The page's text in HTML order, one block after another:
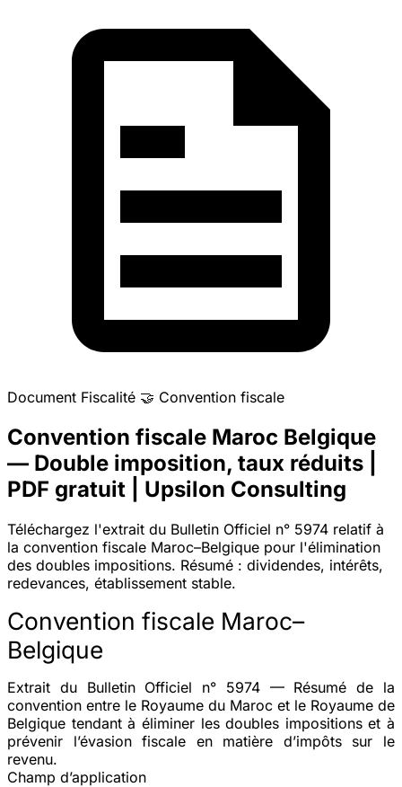
Document Fiscalité 🤝 Convention fiscale
Convention fiscale Maroc Belgique
— Double imposition, taux réduits |
PDF gratuit | Upsilon Consulting
Téléchargez l'extrait du Bulletin Officiel n° 5974 relatif à
la convention fiscale Maroc–Belgique pour l'élimination
des doubles impositions. Résumé : dividendes, intérêts,
redevances, établissement stable.
Convention fiscale Maroc–
Belgique
Extrait du Bulletin Officiel n° 5974 — Résumé de la
convention entre le Royaume du Maroc et le Royaume de
Belgique tendant à éliminer les doubles impositionset à
prévenir l’évasion fiscale en matière d’impôts sur le
revenu.
Champ d’application